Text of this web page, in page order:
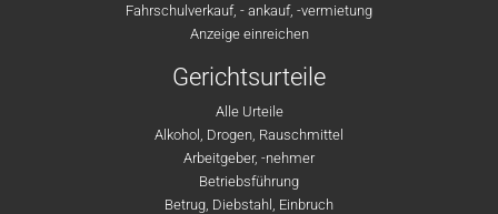
Fahrschulverkauf, - ankauf, -vermietung
Anzeige einreichen
Gerichtsurteile
Alle Urteile
Alkohol, Drogen, Rauschmittel
Arbeitgeber, -nehmer
Betriebsführung
Betrug, Diebstahl, Einbruch